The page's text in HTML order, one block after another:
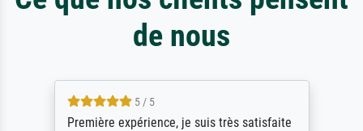
de nous
expérience, je suis très satisfaite